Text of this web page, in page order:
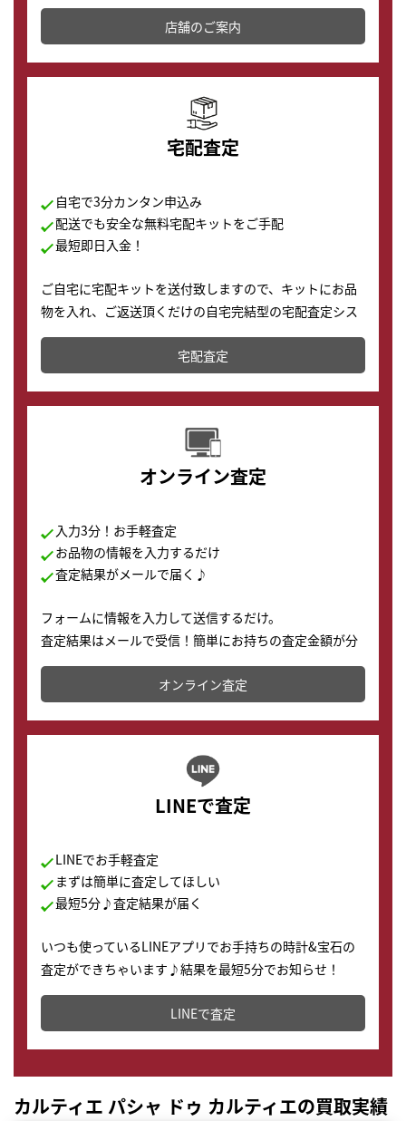
その場で現金買取致します。渋谷本店では、時計販売の
店舗を併設しており、下取りに出してお得に新しい時計
の購入もできます♪
店舗のご案内
宅配査定
自宅で3分カンタン申込み
配送でも安全な無料宅配キットをご手配
最短即日入金！
ご自宅に宅配キットを送付致しますので、キットにお品
物を入れ、ご返送頂くだけの自宅完結型の宅配査定シス
テムです。
配送でも簡単&安全に査定・買取に出すことが可能で
す。
宅配査定
オンライン査定
入力3分！お手軽査定
お品物の情報を入力するだけ
査定結果がメールで届く♪
フォームに情報を入力して送信するだけ。
査定結果はメールで受信！簡単にお持ちの査定金額が分
かります。
オンライン査定
LINEで査定
LINEでお手軽査定
まずは簡単に査定してほしい
最短5分♪査定結果が届く
いつも使っているLINEアプリでお手持ちの時計&宝石の
査定ができちゃいます♪結果を最短5分でお知らせ！
どこからでもすぐに査定金額を知ることが出来ます。
LINEで査定
カルティエ パシャ ドゥ カルティエの買取実績